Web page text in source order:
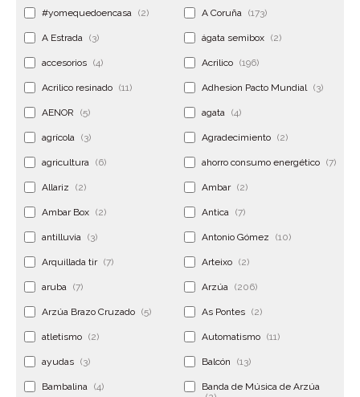
#yomequedoencasa (2) A Coruña (173)
A Estrada (3) ágata semibox (2)
accesorios (4) Acrilico (196)
Acrilico resinado (11) Adhesion Pacto Mundial (3)
AENOR (5) agata (4)
agrícola (3) Agradecimiento (2)
agricultura (6) ahorro consumo energético (7)
Allariz (2) Ambar (2)
Ambar Box (2) Antica (7)
antilluvia (3) Antonio Gómez (10)
Arquillada tir (7) Arteixo (2)
aruba (7) Arzúa (206)
Arzúa Brazo Cruzado (5) As Pontes (2)
atletismo (2) Automatismo (11)
ayudas (3) Balcón (13)
Bambalina (4)
Banda de Música de Arzúa